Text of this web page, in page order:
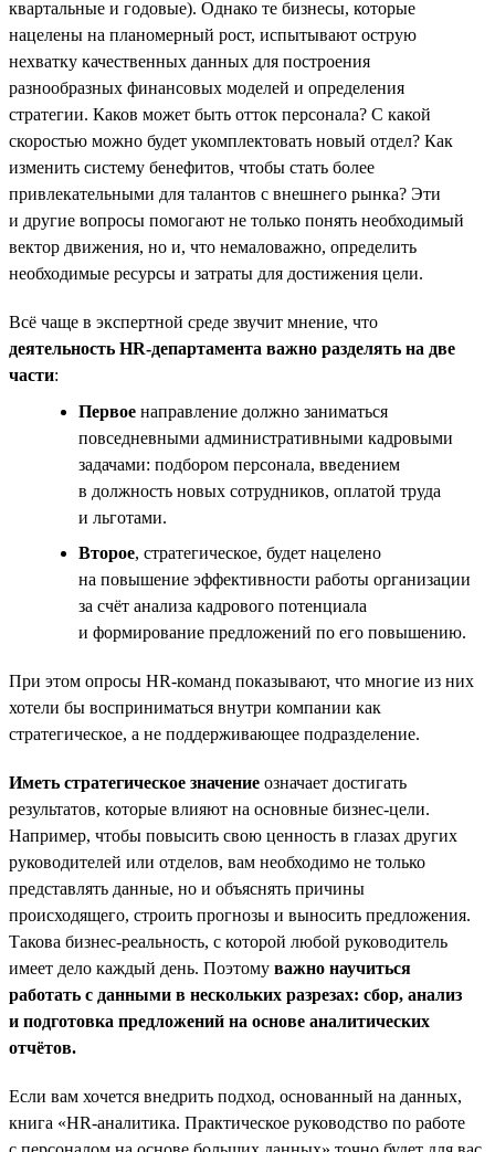
квартальные и годовые). Однако те бизнесы, которые
нацелены на планомерный рост, испытывают острую
нехватку качественных данных для построения
разнообразных финансовых моделей и определения
стратегии. Каков может быть отток персонала? С какой
скоростью можно будет укомплектовать новый отдел? Как
изменить систему бенефитов, чтобы стать более
привлекательными для талантов с внешнего рынка? Эти
и другие вопросы помогают не только понять необходимый
вектор движения, но и, что немаловажно, определить
необходимые ресурсы и затраты для достижения цели.
Всё чаще в экспертной среде звучит мнение, что
деятельность HR-департамента важно разделять на две
части:
Первое направление должно заниматься
повседневными административными кадровыми
задачами: подбором персонала, введением
в должность новых сотрудников, оплатой труда
и льготами.
Второе, стратегическое, будет нацелено
на повышение эффективности работы организации
за счёт анализа кадрового потенциала
и формирование предложений по его повышению.
При этом опросы HR-команд показывают, что многие из них
хотели бы восприниматься внутри компании как
стратегическое, а не поддерживающее подразделение.
Иметь стратегическое значение означает достигать
результатов, которые влияют на основные бизнес-цели.
Например, чтобы повысить свою ценность в глазах других
руководителей или отделов, вам необходимо не только
представлять данные, но и объяснять причины
происходящего, строить прогнозы и выносить предложения.
Такова бизнес-реальность, с которой любой руководитель
имеет дело каждый день. Поэтому важно научиться
работать с данными в нескольких разрезах: сбор, анализ
и подготовка предложений на основе аналитических
отчётов.
Если вам хочется внедрить подход, основанный на данных,
книга «HR-аналитика. Практическое руководство по работе